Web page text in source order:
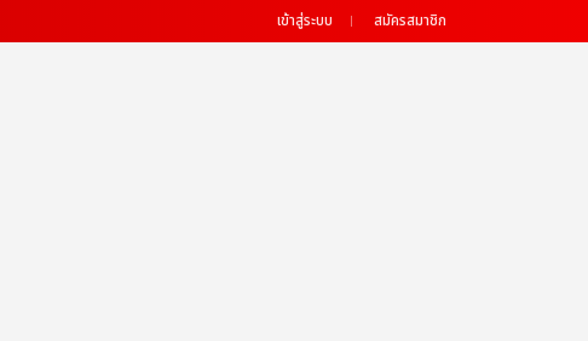
เข้าสู่ระบบ สมัครสมาชิก